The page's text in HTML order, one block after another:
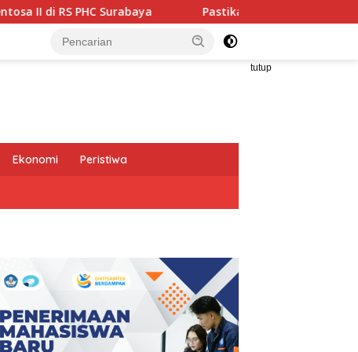
Pastikan Pekayanan Maksimal, Direksi Jasa
tutup
Ekonomi Peristiwa